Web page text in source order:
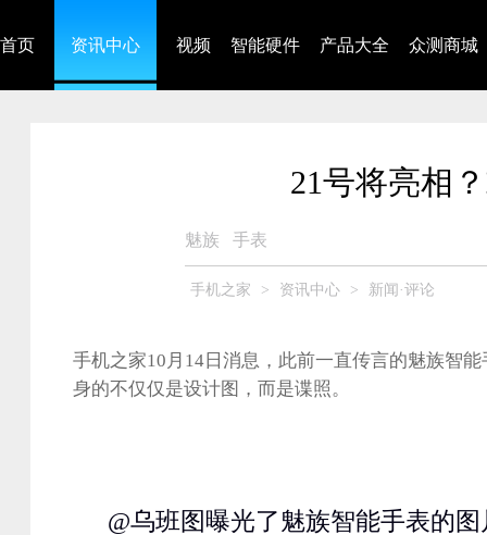
首页 资讯中心 视频 智能硬件 产品大全 众测商城
21号将亮相
魅族 手表
手机之家 > 资讯中心 > 新闻·评论
手机之家10月14日消息，此前一直传言的魅族智
身的不仅仅是设计图，而是谍照。
@乌班图曝光了魅族智能手表的